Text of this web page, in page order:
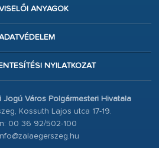
ANYAGOK
NYILATKOZAT
Jogú Város Polgármesteri Hivatala
Kossuth Lajos utca 17-19.
00 36 92/502-100